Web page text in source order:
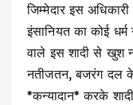
जिम्मेदार इस
इंसानियत का कोई धर्म
वाले इस शादी से खुश
नतीजतन, बजरंग दल
*कन्यादान* करके